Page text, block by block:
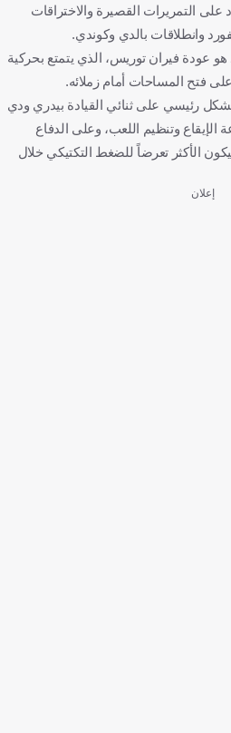
على التمريرات القصيرة والاختراقات
وانطلاقات بالدي وكوندي.
عودة فيران توريس، الذي يتمتع بحركية
فتح المساحات أمام زملائه.
رئيسي على ثنائي القيادة بيدري ودي
وتنظيم اللعب، وعلى الدفاع
الأكثر تعرضاً للضغط التكتيكي خلال
إعلان